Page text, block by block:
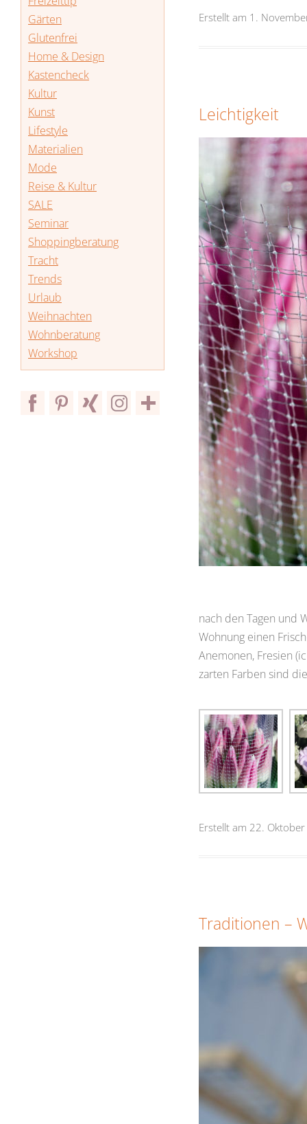
Gärten
Glutenfrei
Home & Design
Kastencheck
Kultur
Kunst
Lifestyle
Materialien
Mode
Reise & Kultur
SALE
Seminar
Shoppingberatung
Tracht
Trends
Urlaub
Weihnachten
Wohnberatung
Workshop
Erstellt am 1.
Leichtigkeit
nach den Tagen und
Wohnung einen
Anemonen, Fresien
zarten Farben sind
Erstellt am 22.
Traditionen –